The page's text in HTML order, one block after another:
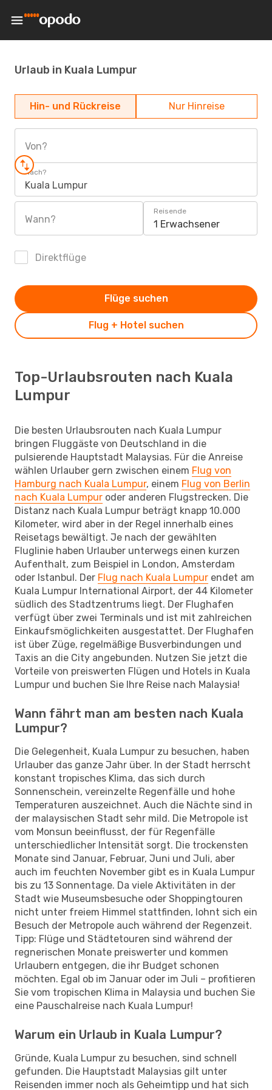
Urlaub in Kuala Lumpur
Hin- und Rückreise Nur Hinreise
Von?
Nach?
Kuala Lumpur
Wann?
Reisende
1 Erwachsener
Direktflüge
Flug + Hotel suchen
Flüge suchen
Top-Urlaubsrouten nach Kuala
Lumpur
Die besten Urlaubsrouten nach Kuala Lumpur
bringen Fluggäste von Deutschland in die
pulsierende Hauptstadt Malaysias. Für die Anreise
wählen Urlauber gern zwischen einem Flug von
Hamburg nach Kuala Lumpur, einem Flug von Berlin
nach Kuala Lumpur oder anderen Flugstrecken. Die
Distanz nach Kuala Lumpur beträgt knapp 10.000
Kilometer, wird aber in der Regel innerhalb eines
Reisetags bewältigt. Je nach der gewählten
Fluglinie haben Urlauber unterwegs einen kurzen
Aufenthalt, zum Beispiel in London, Amsterdam
oder Istanbul. Der Flug nach Kuala Lumpur endet am
Kuala Lumpur International Airport, der 44 Kilometer
südlich des Stadtzentrums liegt. Der Flughafen
verfügt über zwei Terminals und ist mit zahlreichen
Einkaufsmöglichkeiten ausgestattet. Der Flughafen
ist über Züge, regelmäßige Busverbindungen und
Taxis an die City angebunden. Nutzen Sie jetzt die
Vorteile von preiswerten Flügen und Hotels in Kuala
Lumpur und buchen Sie Ihre Reise nach Malaysia!
Wann fährt man am besten nach Kuala
Lumpur?
Die Gelegenheit, Kuala Lumpur zu besuchen, haben
Urlauber das ganze Jahr über. In der Stadt herrscht
konstant tropisches Klima, das sich durch
Sonnenschein, vereinzelte Regenfälle und hohe
Temperaturen auszeichnet. Auch die Nächte sind in
der malaysischen Stadt sehr mild. Die Metropole ist
vom Monsun beeinflusst, der für Regenfälle
unterschiedlicher Intensität sorgt. Die trockensten
Monate sind Januar, Februar, Juni und Juli, aber
auch im feuchten November gibt es in Kuala Lumpur
bis zu 13 Sonnentage. Da viele Aktivitäten in der
Stadt wie Museumsbesuche oder Shoppingtouren
nicht unter freiem Himmel stattfinden, lohnt sich ein
Besuch der Metropole auch während der Regenzeit.
Tipp: Flüge und Städtetouren sind während der
regnerischen Monate preiswerter und kommen
Urlaubern entgegen, die ihr Budget schonen
möchten. Egal ob im Januar oder im Juli – profitieren
Sie vom tropischen Klima in Malaysia und buchen Sie
eine Pauschalreise nach Kuala Lumpur!
Warum ein Urlaub in Kuala Lumpur?
Gründe, Kuala Lumpur zu besuchen, sind schnell
gefunden. Die Hauptstadt Malaysias gilt unter
Reisenden immer noch als Geheimtipp und hat sich